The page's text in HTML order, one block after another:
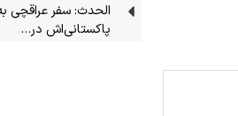
الحدث: سفر عراقچی
پاکستانی‌اش در…